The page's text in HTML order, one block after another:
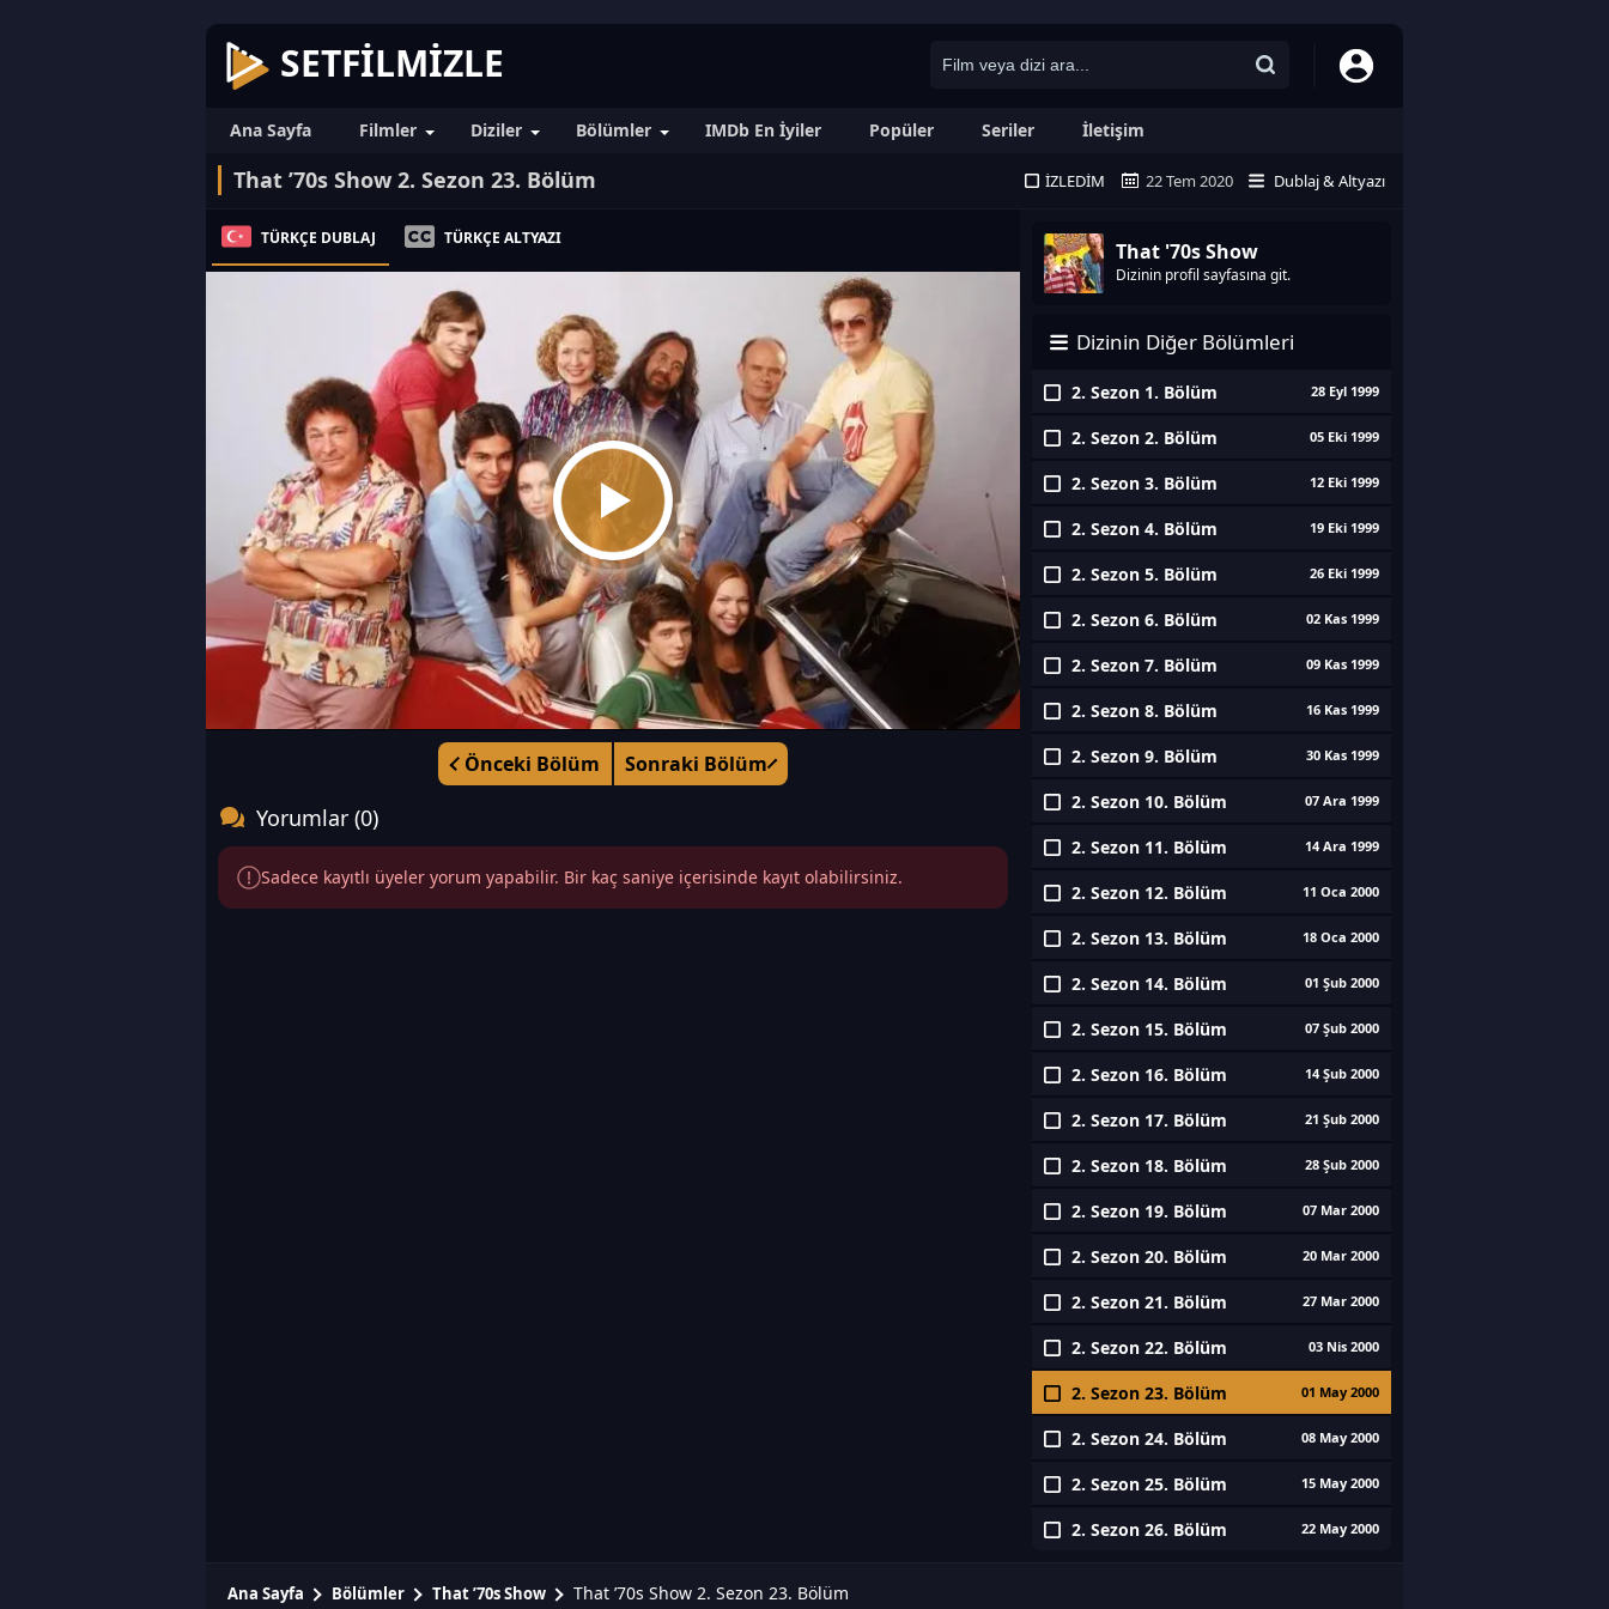
SETFILMIZLE
Ana Sayfa Filmler Diziler Bölümler IMDb En İyiler Popüler Seriler İletişim
That ’70s Show 2. Sezon 23. Bölüm İZLEDIM 22 Tem 2020 Dublaj & Altyazı
TÜRKÇE DUBLAJ TÜRKÇE ALTYAZI
Önceki Bölüm Sonraki Bölüm
That '70s Show
Dizinin profil sayfasına git.
Dizinin Diğer Bölümleri
2. Sezon 1. Bölüm 28 Eyl 1999
2. Sezon 2. Bölüm 05 Eki 1999
2. Sezon 3. Bölüm 12 Eki 1999
2. Sezon 4. Bölüm 19 Eki 1999
2. Sezon 5. Bölüm 26 Eki 1999
2. Sezon 6. Bölüm 02 Kas 1999
2. Sezon 7. Bölüm 09 Kas 1999
2. Sezon 8. Bölüm 16 Kas 1999
2. Sezon 9. Bölüm 30 Kas 1999
2. Sezon 10. Bölüm 07 Ara 1999
2. Sezon 11. Bölüm 14 Ara 1999
2. Sezon 12. Bölüm 11 Oca 2000
2. Sezon 13. Bölüm 18 Oca 2000
2. Sezon 14. Bölüm 01 Şub 2000
2. Sezon 15. Bölüm 07 Şub 2000
2. Sezon 16. Bölüm 14 Şub 2000
2. Sezon 17. Bölüm 21 Şub 2000
2. Sezon 18. Bölüm 28 Şub 2000
2. Sezon 19. Bölüm 07 Mar 2000
2. Sezon 20. Bölüm 20 Mar 2000
2. Sezon 21. Bölüm 27 Mar 2000
2. Sezon 22. Bölüm 03 Nis 2000
2. Sezon 23. Bölüm 01 May 2000
2. Sezon 24. Bölüm 08 May 2000
2. Sezon 25. Bölüm 15 May 2000
2. Sezon 26. Bölüm 22 May 2000
Yorumlar (0)
Sadece kayıtlı üyeler yorum yapabilir. Bir kaç saniye içerisinde kayıt olabilirsiniz.
Ana Sayfa Bölümler That ’70s Show That ’70s Show 2. Sezon 23. Bölüm